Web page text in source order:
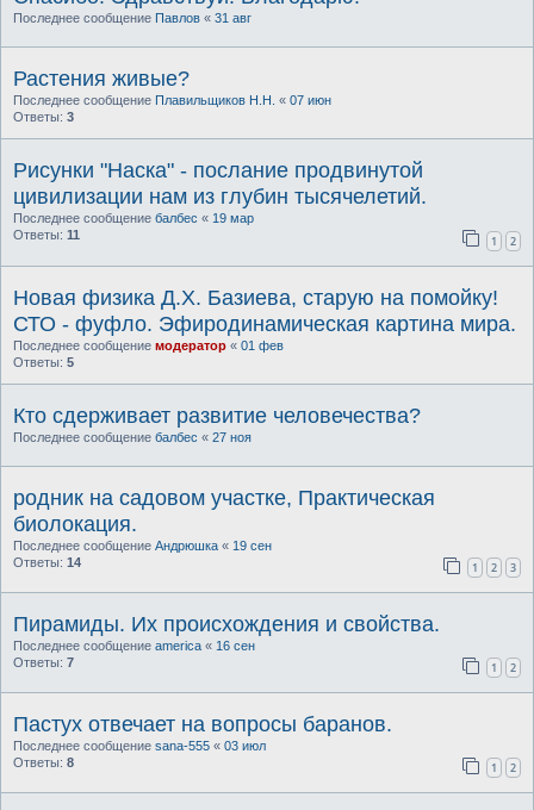
Последнее сообщение Павлов « 31 авг
Растения живые?
Последнее сообщение Плавильщиков Н.Н. « 07 июн
Ответы: 3
Рисунки "Наска" - послание продвинутой
цивилизации нам из глубин тысячелетий.
Последнее сообщение балбес « 19 мар
Ответы: 11 1 2
Новая физика Д.Х. Базиева, старую на помойку!
СТО - фуфло. Эфиродинамическая картина мира.
Последнее сообщение модератор « 01 фев
Ответы: 5
Кто сдерживает развитие человечества?
Последнее сообщение балбес « 27 ноя
родник на садовом участке, Практическая
биолокация.
Последнее сообщение Андрюшка « 19 сен
Ответы: 14 1 2 3
Пирамиды. Их происхождения и свойства.
Последнее сообщение america « 16 сен
Ответы: 7 1 2
Пастух отвечает на вопросы баранов.
Последнее сообщение sana-555 « 03 июл
Ответы: 8 1 2